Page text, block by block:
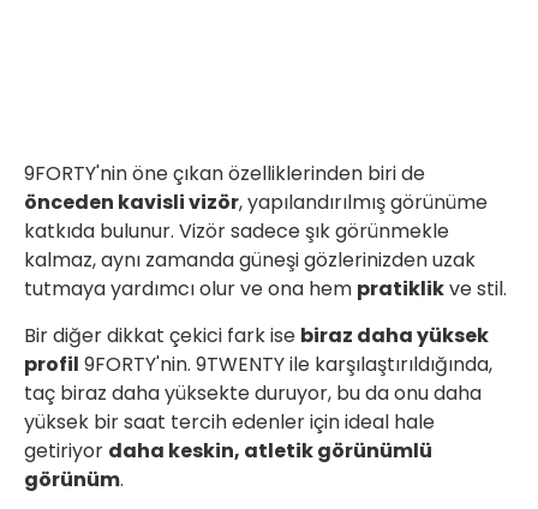
9FORTY'nin öne çıkan özelliklerinden biri de
önceden kavisli vizör, yapılandırılmış görünüme
katkıda bulunur. Vizör sadece şık görünmekle
kalmaz, aynı zamanda güneşi gözlerinizden uzak
tutmaya yardımcı olur ve ona hem pratiklikve stil.
Bir diğer dikkat çekici fark ise biraz daha yüksek
profil 9FORTY'nin. 9TWENTY ile karşılaştırıldığında,
taç biraz daha yüksekte duruyor, bu da onu daha
yüksek bir saat tercih edenler için ideal hale
getiriyor daha keskin, atletik görünümlü
görünüm.